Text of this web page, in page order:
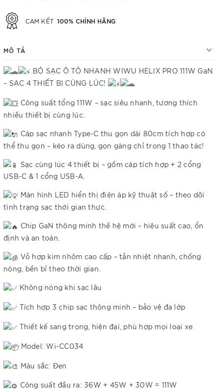
CAM KẾT 100% CHÍNH HÃNG
MÔ TẢ
BỘ SẠC Ô TÔ NHANH WIWU HELIX PRO 111W GaN
– SẠC 4 THIẾT BỊ CÙNG LÚC!
Công suất tổng 111W – sạc siêu nhanh, tương thích
nhiều thiết bị cùng lúc.
Cáp sạc nhanh Type-C thu gọn dài 80cm tích hợp có
thể thu gọn – kéo ra dùng, gọn gàng chỉ trong 1 thao tác!
Sạc cùng lúc 4 thiết bị – gồm cáp tích hợp + 2 cổng
USB-C & 1 cổng USB-A.
Màn hình LED hiển thị điện áp kỹ thuật số – theo dõi
tình trạng sạc thời gian thực.
Chip GaN thông minh thế hệ mới – hiệu suất cao, ổn
định và an toàn.
Vỏ hợp kim nhôm cao cấp – tản nhiệt nhanh, chống
nóng, bền bỉ theo thời gian.
Không nóng khi sạc lâu
Tích hợp 3 chip sạc thông minh – bảo vệ đa lớp
Thiết kế sang trọng, hiện đại, phù hợp mọi loại xe
Model: Wi-CC034
Màu sắc: Đen
Công suất đầu ra: 36W + 45W + 30W = 111W